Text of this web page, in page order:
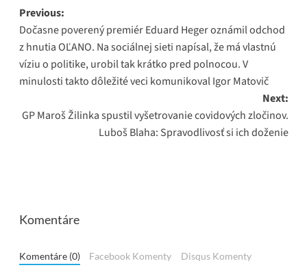
Post
navigation
Previous:
Dočasne poverený premiér Eduard Heger oznámil odchod
z hnutia OĽANO. Na sociálnej sieti napísal, že má vlastnú
víziu o politike, urobil tak krátko pred polnocou. V
minulosti takto dôležité veci komunikoval Igor Matovič
Next:
GP Maroš Žilinka spustil vyšetrovanie covidových zločinov.
Luboš Blaha: Spravodlivosť si ich doženie
Komentáre
Komentáre (0) Facebook Komenty Disqus Komenty